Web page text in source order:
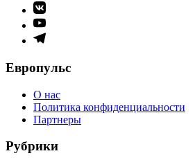
Элемент
меню
Элемент
меню
Элемент
Европульс
О нас
Политика конфиденциальности
Партнеры
Рубрики